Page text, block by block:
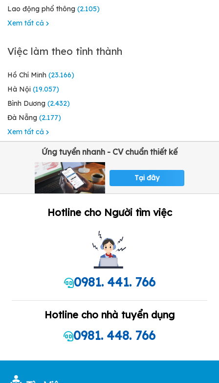
Lao động phổ thông (2.105)
Xem tất cả
Việc làm theo tỉnh thành
Hồ Chí Minh (23.166)
Hà Nội (19.057)
Bình Dương (2.432)
Đà Nẵng (2.177)
Xem tất cả
Ứng tuyển nhanh - CV chuẩn thiết kế
Tại đây
Hotline cho Người tìm việc
0981. 441. 766
Hotline cho nhà tuyển dụng
0981. 448. 766